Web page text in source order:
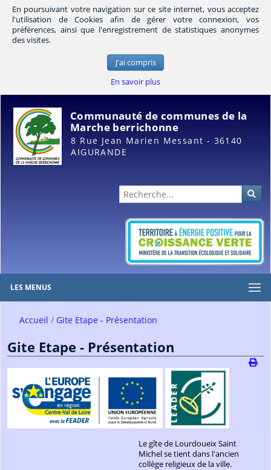
En poursuivant votre navigation sur ce site internet, vous acceptez
l'utilisation de Cookies afin de gérer votre connexion, vos
préférences, ainsi que l'enregistrement de statistiques anonymes
des visites.
J'ai compris
En savoir plus
Communauté de communes de la
Marche berrichonne
8 Rue Jean Marien Messant - 36140
AIGURANDE
LES MENUS
Accueil Gite Etape - Présentation
Gite Etape - Présentation
Le gîte de Lourdoueix Saint
Michel se tient dans l'ancien
collège religieux de la ville.